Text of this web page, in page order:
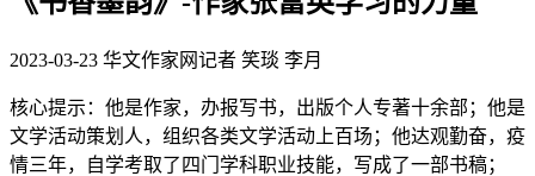
2023-03-23 华文作家网记者 笑琰 李月
核心提示：他是作家，办报写书，出版个人专著十余部；他是
文学活动策划人，组织各类文学活动上百场；他达观勤奋，疫
情三年，自学考取了四门学科职业技能，写成了一部书稿；